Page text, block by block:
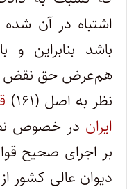
اشتباه در آن
باشد بنابراین و
هم‌عرض حق نقض
نظر به اصل (۱۶۱)
ایران در خصوص
بر اجرای صحیح
دیوان عالی کشور